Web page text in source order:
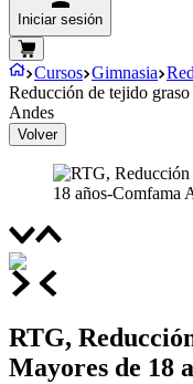
Iniciar sesión
Cursos Gimnasia
Reducción de tejido
Andes
Volver
RTG,
Mayores de 18